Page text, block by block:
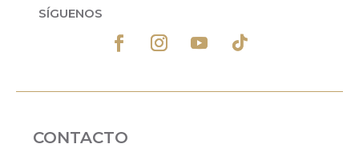
SÍGUENOS
CONTACTO